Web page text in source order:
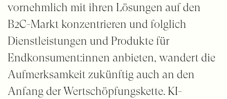
vornehmlich mit ihren Lösungen auf den
B2C-Markt konzentrieren und folglich
Dienstleistungen und Produkte für
Endkonsument:innen anbieten, wandert die
Aufmerksamkeit zukünftig auch an den
Anfang der Wertschöpfungskette. KI-